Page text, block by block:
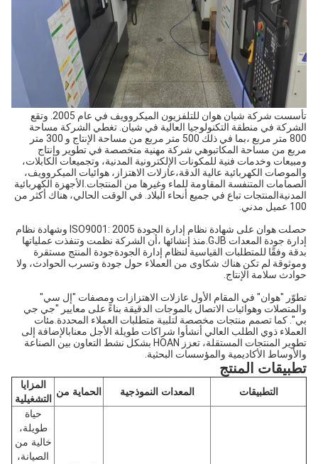
تأسست شركة شيان هوان للتلفزيون الميكروويف في عام 2005. وتقع
الشركة في منطقة التكنولوجيا العالية في شيان. تغطي الشركة مساحة
800 متر مربع ،بما في ذلك 500 متر مربع من مساحة الإنتاج و 300 متر
مربع من مساحة المكاتبوهي شركة مهنية متخصصة في تطوير وإنتاج
ومبيعات وخدمات فنية للمكونات الإلكترونية المدنية، وتجميعات الكابلات،
والموصات الكهربائية عالية الدقة،عازلات الاهتزاز، هوائيات الميكروويف،
الصمامات المتنفسة المقاومة للماء وغيرها من المنتجات.الأجهزة الكهربائية
المدنيةالمنتجات تباع في جميع أنحاء البلاد. في الوقت الحالي، هناك أكثر من
100 عميل مدني.
حصلت هوان على شهادة نظام إدارة الجودة ISO9001: 2005 وشهادة نظام
إدارة جودة المعدات GJB.منذ إنشائها ،أن الشركة نظمت وتنفذت عملياتها
بدقة وفقًا للمتطلبات القياسية لنظام إدارة الجودةجودة المنتج مستقرة
وموثوقة لم تكن هناك شكاوى من العملاء حول جودة وتسرب الحوادث، ولا
حوادث سلامة الإنتاج.
تطوّر "هوان" في المقام الأول عازلات الاهتزازات ومصفات "إل سي"
والمتصلات وهوائيات الاتصال بالموجات الدقيقة بناءً على معايير "جي جي
بي". كما تصمم منتجات مخصصة لتلبية متطلبات العملاء المحددة.مئات
العملاء ذوي الطلب العالي أنشأوا شراكات طويلة الأجل معنابالإضافة إلى
تطوير المنتجات المستقلة، تعزز HOAN بشكل نشط التعاون بين الصناعة
والأوساط الأكاديمية والمؤسسات البحثية.
تطبيقات المنتج
التطبيقات المعدات النموذجية الحماية من
المزايا
التشغيلية
حياة
طويلة،
خالية من
الصيانة،